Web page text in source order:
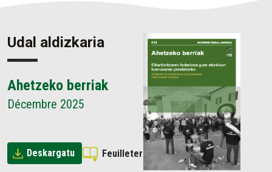
Udal aldizkaria
Ahetzeko berriak
Décembre 2025
Deskargatu Feuilleter